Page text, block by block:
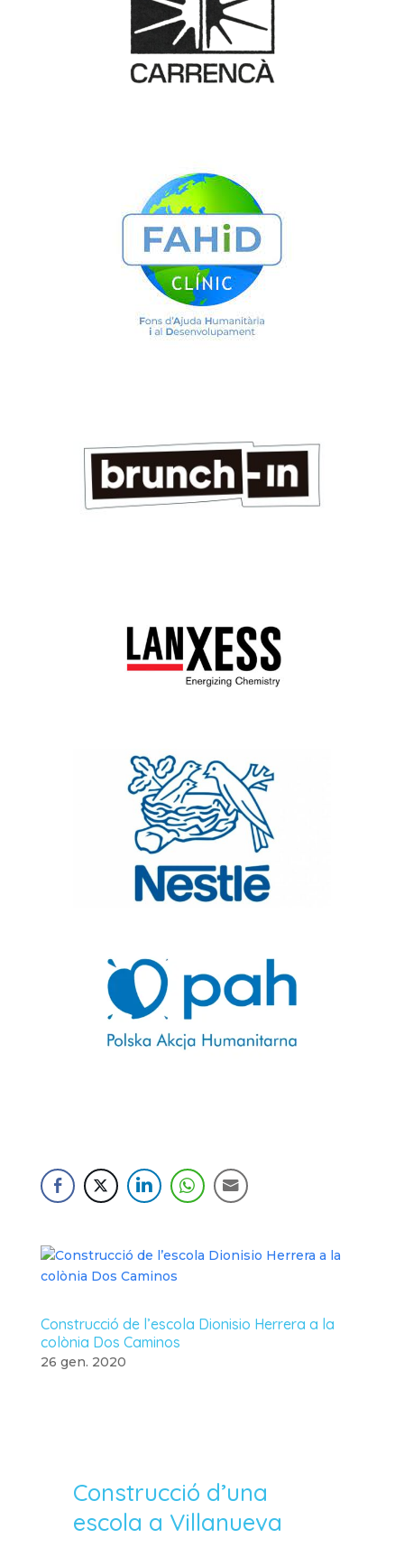
Construcció de l’escola Dionisio Herrera a la
colònia Dos Caminos
26 gen. 2020
Construcció d’una
escola a Villanueva